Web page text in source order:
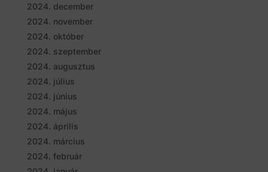
2024. december
2024. november
2024. október
2024. szeptember
2024. augusztus
2024. július
2024. június
2024. május
2024. április
2024. március
2024. február